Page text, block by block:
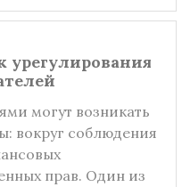
урегулирования
могут возникать
вокруг соблюдения
прав. Один из